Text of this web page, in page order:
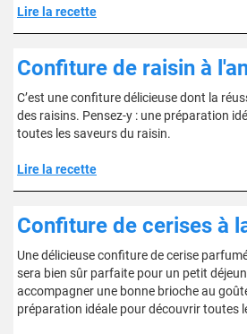
Lire la recette
Confiture de raisin à
C’est une confiture délicieuse dont la
des raisins. Pensez-y : une préparation
toutes les saveurs du raisin.
Lire la recette
Confiture de cerises à
Une délicieuse confiture de cerise
sera bien sûr parfaite pour un petit
accompagner une bonne brioche au
préparation idéale pour découvrir toutes